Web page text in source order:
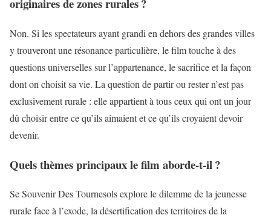
originaires de zones rurales ?
Non. Si les spectateurs ayant grandi en dehors des grandes villes
y trouveront une résonance particulière, le film touche à des
questions universelles sur l’appartenance, le sacrifice et la façon
dont on choisit sa vie. La question de partir ou rester n’est pas
exclusivement rurale : elle appartient à tous ceux qui ont un jour
dû choisir entre ce qu’ils aimaient et ce qu’ils croyaient devoir
devenir.
Quels thèmes principaux le film aborde-t-il ?
Se Souvenir Des Tournesols explore le dilemme de la jeunesse
rurale face à l’exode, la désertification des territoires de la